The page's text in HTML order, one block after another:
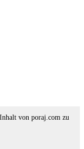
von poraj.com zu